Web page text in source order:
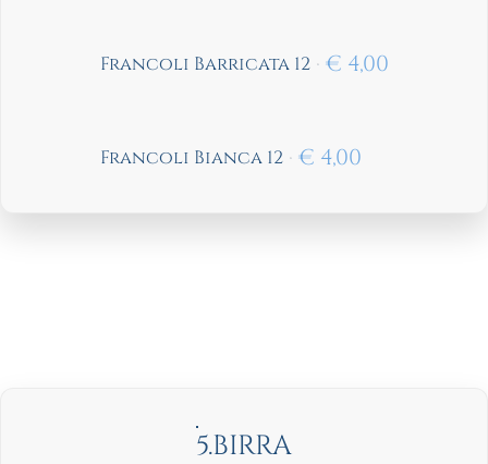
Francoli Barricata 12 € 4,00
Francoli Bianca 12 € 4,00
5.BIRRA